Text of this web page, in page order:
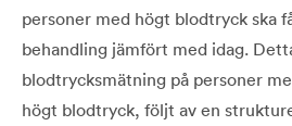
personer med högt blodtryck ska
behandling jämfört med idag.
blodtrycksmätning på personer
högt blodtryck, följt av en